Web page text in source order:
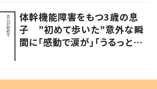
体幹機能障害をもつ3歳の息
子 ”初めて歩いた”意外な瞬
間に「感動で涙が」「うるっとく